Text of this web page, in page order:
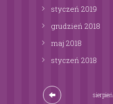
styczeń 2019
grudzień 2018
maj 2018
styczeń 2018
sierpień